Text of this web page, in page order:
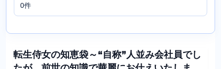
0件
転生侍女の知恵袋～“自称”人並み会社員でし